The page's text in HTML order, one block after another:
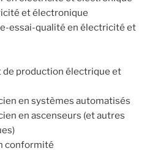
et électronique
essai-qualité en électricité et
de production électrique et
en systèmes automatisés
en ascenseurs (et autres
conformité